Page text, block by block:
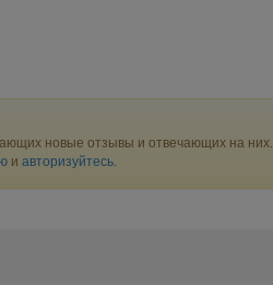
новые отзывы и отвечающих на них.
и авторизуйтесь.